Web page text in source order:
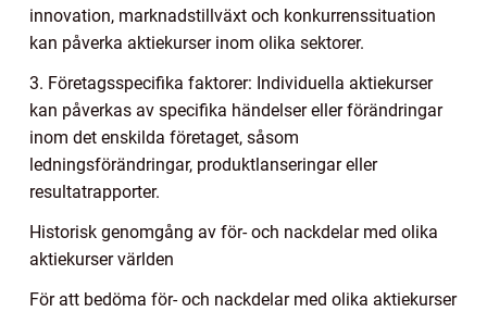
innovation, marknadstillväxt och konkurrenssituation
kan påverka aktiekurser inom olika sektorer.
3. Företagsspecifika faktorer: Individuella aktiekurser
kan påverkas av specifika händelser eller förändringar
inom det enskilda företaget, såsom
ledningsförändringar, produktlanseringar eller
resultatrapporter.
Historisk genomgång av för- och nackdelar med olika
aktiekurser världen
För att bedöma för- och nackdelar med olika aktiekurser